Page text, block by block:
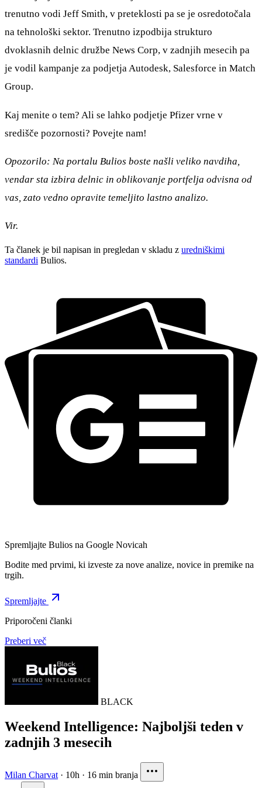
trenutno vodi Jeff Smith, v preteklosti pa se je osredotočala
na tehnološki sektor. Trenutno izpodbija strukturo
dvoklasnih delnic družbe News Corp, v zadnjih mesecih pa
je vodil kampanje za podjetja Autodesk, Salesforce in Match
Group.
Kaj menite o tem? Ali se lahko podjetje Pfizer vrne v
središče pozornosti? Povejte nam!
Opozorilo: Na portalu Bulios boste našli veliko navdiha,
vendar sta izbira delnic in oblikovanje portfelja odvisna od
vas, zato vedno opravite temeljito lastno analizo.
Vir.
Ta članek je bil napisan in pregledan v skladu z uredniškimi
standardi Bulios.
Spremljajte Bulios na Google Novicah
Bodite med prvimi, ki izveste za nove analize, novice in premike na
trgih.
Spremljajte
Priporočeni članki
Preberi več
BLACK
Weekend Intelligence: Najboljši teden v
zadnjih 3 mesecih
Milan Charvat · 10h · 16 min branja